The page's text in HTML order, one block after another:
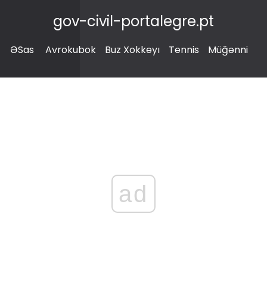
gov-civil-portalegre.pt
ƏSas Avrokubok Buz Xokkeyı Tennis Müğənni
ad